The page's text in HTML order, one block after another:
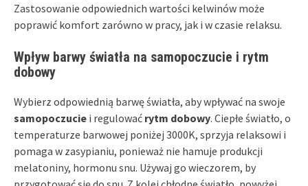
Zastosowanie odpowiednich wartości kelwinów może
poprawić komfort zarówno w pracy, jak i w czasie relaksu.
Wpływ barwy światła na samopoczucie i rytm
dobowy
Wybierz odpowiednią barwę światła, aby wpływać na swoje
samopoczucie i regulować rytm dobowy. Ciepłe światło, o
temperaturze barwowej poniżej 3000K, sprzyja relaksowi i
pomaga w zasypianiu, ponieważ nie hamuje produkcji
melatoniny, hormonu snu. Używaj go wieczorem, by